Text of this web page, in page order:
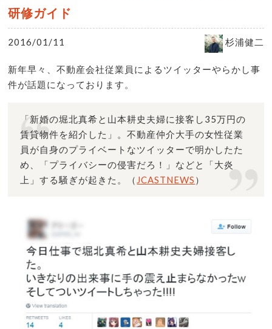
研修ガイド
2016/01/11 杉浦健二
新年早々、不動産会社従業員によるツイッターやらかし事
件が話題になっております。
「新婚の堀北真希と山本耕史夫婦に接客し35万円の
賃貸物件を紹介した」。不動産仲介大手の女性従業
員が自身のプライベートなツイッターで明かしたた
め、「プライバシーの侵害だろ！」などと「大炎
上」する騒ぎが起きた。（ JCASTNEWS ）